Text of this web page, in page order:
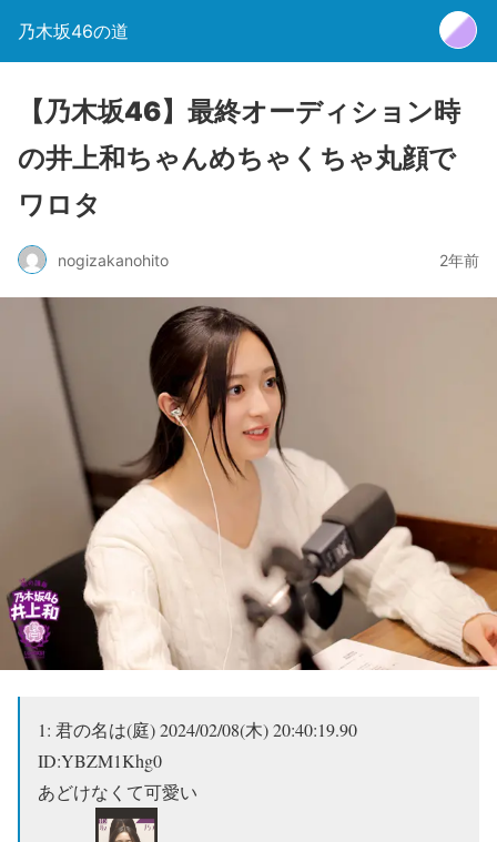
乃木坂46の道
【乃木坂46】最終オーディション時
の井上和ちゃんめちゃくちゃ丸顔で
ワロタ
nogizakanohito 2年前
1: 君の名は(庭)2024/02/08(木) 20:40:19.90
ID:YBZM1Khg0
あどけなくて可愛い